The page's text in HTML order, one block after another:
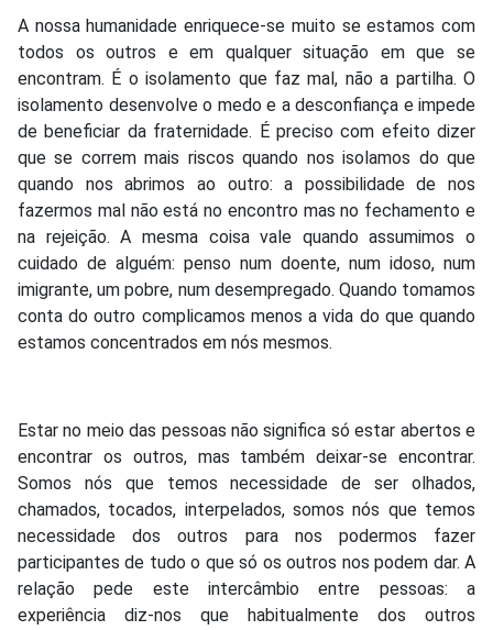
A nossa humanidade enriquece-se muito se estamos com
todos os outros e em qualquer situação em que se
encontram. É o isolamento que faz mal, não a partilha. O
isolamento desenvolve o medo e a desconfiança e impede
de beneficiar da fraternidade. É preciso com efeito dizer
que se correm mais riscos quando nos isolamos do que
quando nos abrimos ao outro: a possibilidade de nos
fazermos mal não está no encontro mas no fechamento e
na rejeição. A mesma coisa vale quando assumimos o
cuidado de alguém: penso num doente, num idoso, num
imigrante, um pobre, num desempregado. Quando tomamos
conta do outro complicamos menos a vida do que quando
estamos concentrados em nós mesmos.
Estar no meio das pessoas não significa só estar abertos e
encontrar os outros, mas também deixar-se encontrar.
Somos nós que temos necessidade de ser olhados,
chamados, tocados, interpelados, somos nós que temos
necessidade dos outros para nos podermos fazer
participantes de tudo o que só os outros nos podem dar. A
relação pede este intercâmbio entre pessoas: a
experiência diz-nos que habitualmente dos outros